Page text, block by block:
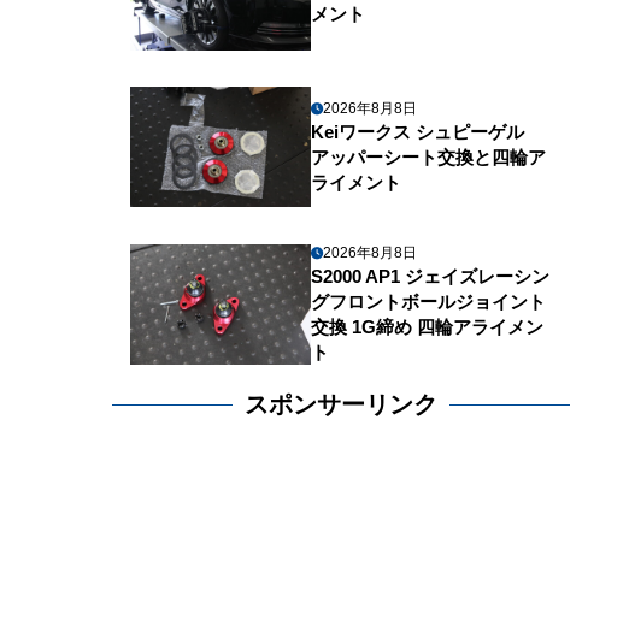
メント
2026年8月8日
Keiワークス シュピーゲル
アッパーシート交換と四輪ア
ライメント
2026年8月8日
S2000 AP1 ジェイズレーシン
グフロントボールジョイント
交換 1G締め 四輪アライメン
ト
スポンサーリンク